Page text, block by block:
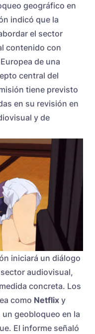
geográfico en
indicó que la
el sector
contenido con
de una
central del
tiene previsto
en su revisión en
y de
iniciará un diálogo
audiovisual,
concreta. Los
como Netflix y
un geobloqueo en la
El informe señaló